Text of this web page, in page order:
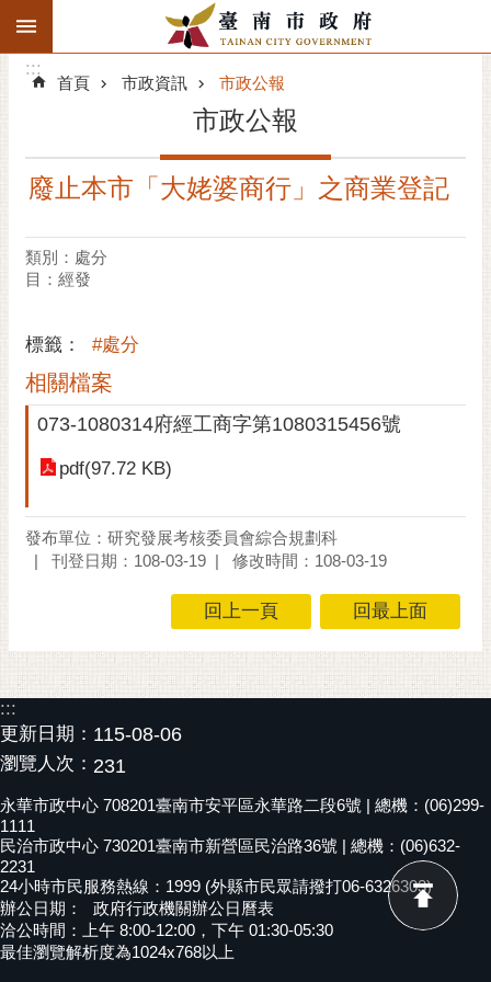
跳到主要內容區塊
搜
階
精彩府城
市府動態
主題服務
市政資訊
市民互動
黃
偉
哲
泉
桐
花
網
站
導
覽
訂
:::
:::
首頁 市政資訊 市政公報
市政公報
廢止本市「大姥婆商行」之商業登記
類別：處分
目：經發
標籤： #處分
相關檔案
073-1080314府經工商字第1080315456號
pdf(97.72 KB)
發布單位：研究發展考核委員會綜合規劃科
刊登日期：108-03-19
修改時間：108-03-19
回上一頁 回最上面
:::
更新日期： 115-08-06
瀏覽人次： 231
永華市政中心 708201臺南市安平區永華路二段6號 | 總機：(06)299-
1111
民治市政中心 730201臺南市新營區民治路36號 | 總機：(06)632-
2231
24小時市民服務熱線：1999 (外縣市民眾請撥打06-6326303)
辦公日期：
政府行政機關辦公日曆表
洽公時間：上午 8:00-12:00，下午 01:30-05:30
最佳瀏覽解析度為1024x768以上